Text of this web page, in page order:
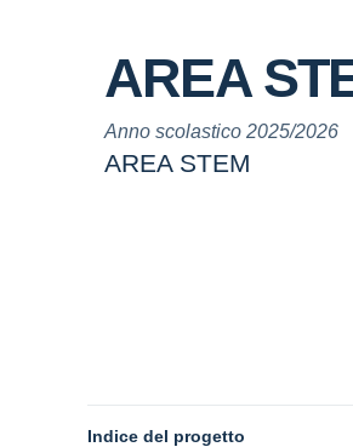
AREA
Anno scolastico 2025/2026
AREA STEM
Indice del progetto